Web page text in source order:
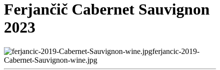
Ferjančič Cabernet Sauvignon
2023
ferjancic-2019-
Cabernet-Sauvignon-wine.jpg